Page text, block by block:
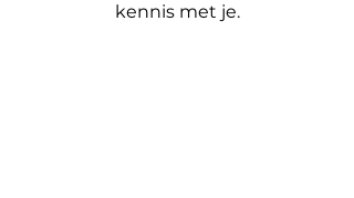
kennis met je.